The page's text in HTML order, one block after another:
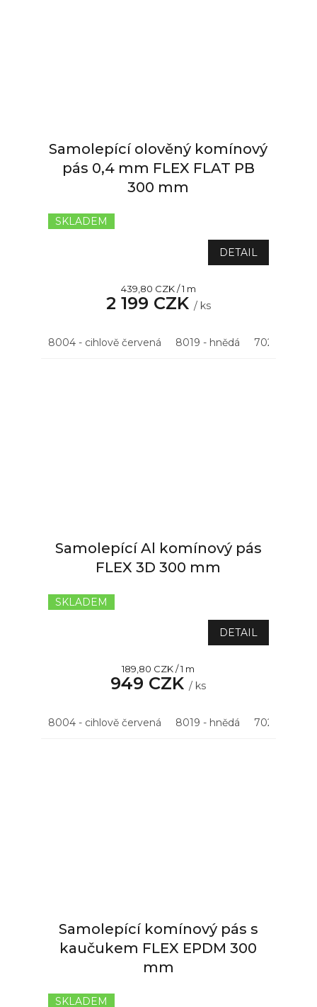
Samolepící olověný komínový
pás 0,4 mm FLEX FLAT PB
300 mm
hodnocení
z
5
SKLADEM
2 199 CZK / ks
Měrná
cena:
439,80 CZK / 1 m
DETAIL
8004 - cihlově červená 8019 - hnědá 7021 -
Samolepící Al komínový pás
FLEX 3D 300 mm
hodnocení
z
5
SKLADEM
949 CZK/ ks
Měrná
cena:
189,80 CZK / 1 m
DETAIL
8004 - cihlově červená 8019 - hnědá 7021 -
Samolepící komínový pás s
kaučukem FLEX EPDM 300
mm
SKLADEM